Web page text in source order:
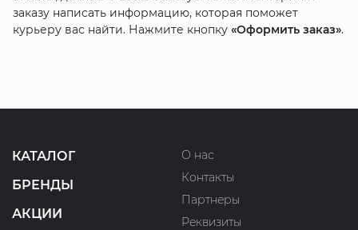
заказу написать информацию, которая поможет
курьеру вас найти. Нажмите кнопку «Оформить заказ».
КАТАЛОГ
БРЕНДЫ
АКЦИИ
О нас
Контакты
Партнеры
Реквизиты